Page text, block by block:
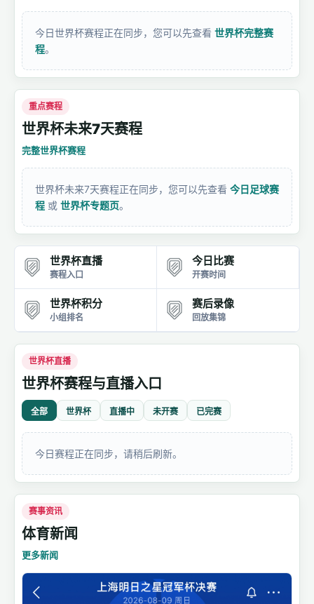
今日世界杯赛程正在同步，您可以先查看 世界杯完整赛
程。
重点赛程
世界杯未来7天赛程
完整世界杯赛程
世界杯未来7天赛程正在同步，您可以先查看 今日足球赛
程 或 世界杯专题页。
世界杯直播
赛程入口
今日比赛
开赛时间
世界杯积分
小组排名
赛后录像
回放集锦
世界杯直播
世界杯赛程与直播入口
全部 世界杯 直播中 未开赛 已完赛
今日赛程正在同步，请稍后刷新。
赛事资讯
体育新闻
更多新闻